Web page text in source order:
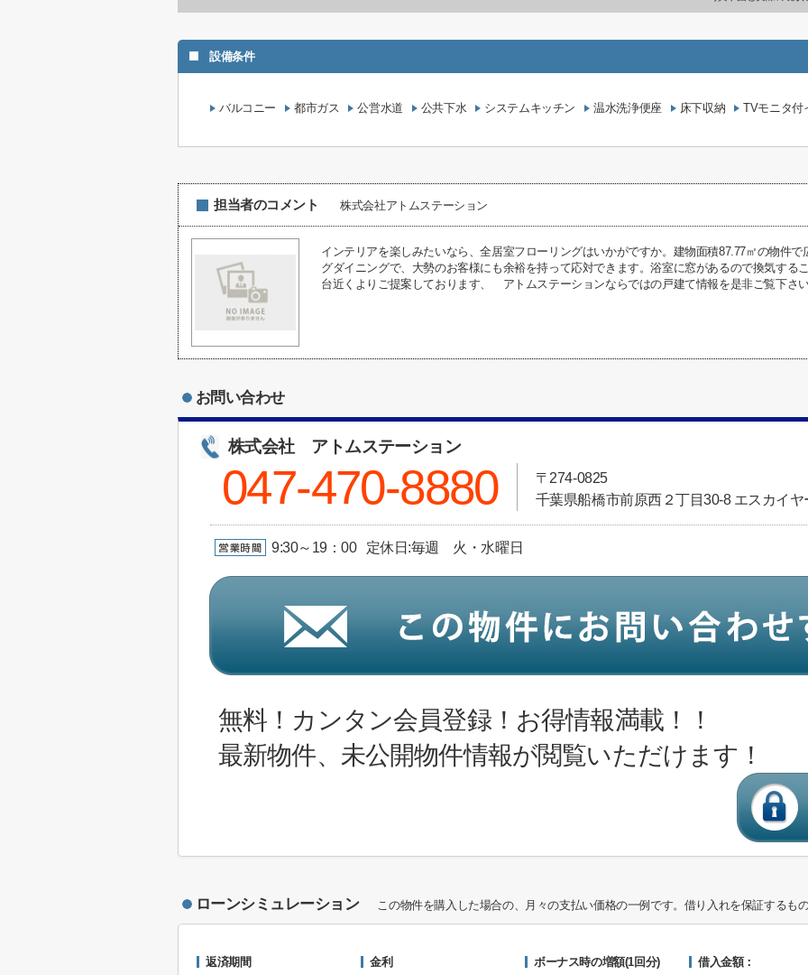
設備条件
バルコニー 都市ガス 公営水道 公共下水 システムキッチン 温水洗浄便座 床下収納 TVモニタ付
担当者のコメント 株式会社アトムステーション
インテリアを楽しみたいなら、全居室フローリングはいかがですか。建物面積87.77㎡の物件
グダイニングで、大勢のお客様にも余裕を持って応対できます。浴室に窓があるので換気する
台近くよりご提案しております、 アトムステーションならではの戸建て情報を是非ご覧下さ
お問い合わせ
株式会社 アトムステーション
047-470-8880
〒274-0825
千葉県船橋市前原西２丁目30-8 エスカイヤ
9:30～19：00 定休日:毎週 火・水曜日
無料！カンタン会員登録！お得情報満載！！
最新物件、未公開物件情報が閲覧いただけます！
ローンシミュレーション この物件を購入した場合の、月々の支払い価格の一例です。借り入れを保証するも
返済期間 金利 ボーナス時の増額(1回分) 借入金額：